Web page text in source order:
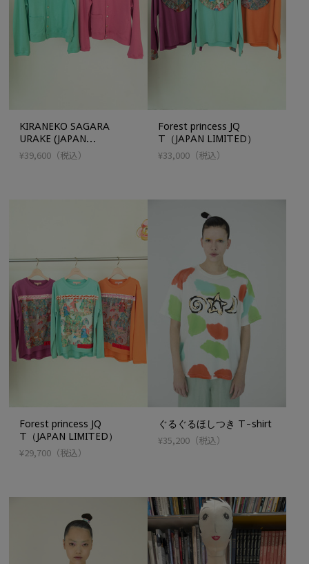
KIRANEKO SAGARA
URAKE (JAPAN
LIMITED）
¥39,600 （税込）
Forest princess JQ
T（JAPAN LIMITED）
¥33,000（税込）
Forest princess JQ
T（JAPAN LIMITED）
¥29,700 （税込）
ぐるぐるほしつき T-shirt
¥35,200（税込）